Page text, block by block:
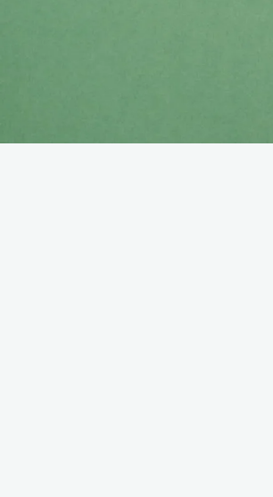
Fusion
calligraphie